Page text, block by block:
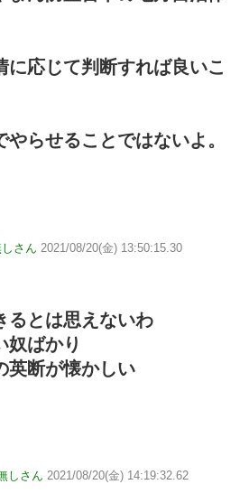
に応じて判断すれば良いこ
らせることではないよ。
さん 2021/08/20(金) 13:50:15.30
るとは思えないわ
奴ばかり
英断が懐かしい
しさん 2021/08/20(金) 14:19:32.62